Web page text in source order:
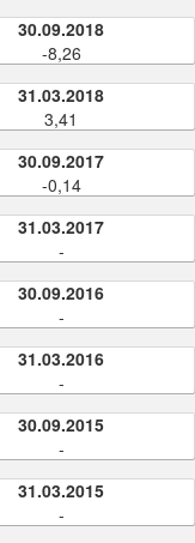
30.09.2018
-8,26
31.03.2018
3,41
30.09.2017
-0,14
31.03.2017
-
30.09.2016
-
31.03.2016
-
30.09.2015
-
31.03.2015
-